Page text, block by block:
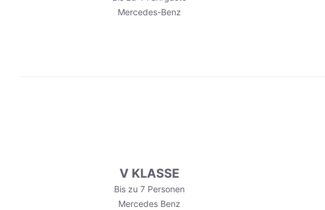
Mercedes-Benz
V KLASSE
Bis zu 7 Personen
Mercedes Benz